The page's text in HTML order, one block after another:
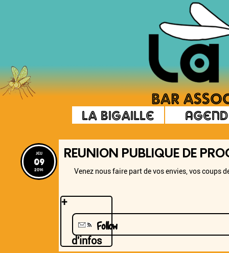
La Bigaille
jeu
09
2014
REUNION PUBLIQUE DE
Venez nous faire part de vos envies, vos
Follow
+
d'infos